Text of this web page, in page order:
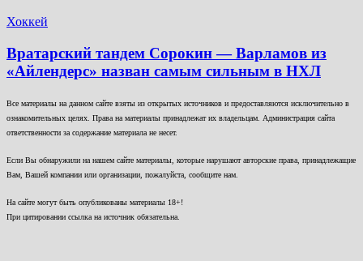
Хоккей
Вратарский тандем Сорокин — Варламов из
«Айлендерс» назван самым сильным в НХЛ
Все материалы на данном сайте взяты из открытых источников и предоставляются исключительно в
ознакомительных целях. Права на материалы принадлежат их владельцам. Администрация сайта
ответственности за содержание материала не несет.
Если Вы обнаружили на нашем сайте материалы, которые нарушают авторские права, принадлежащие
Вам, Вашей компании или организации, пожалуйста, сообщите нам.
На сайте могут быть опубликованы материалы 18+!
При цитировании ссылка на источник обязательна.